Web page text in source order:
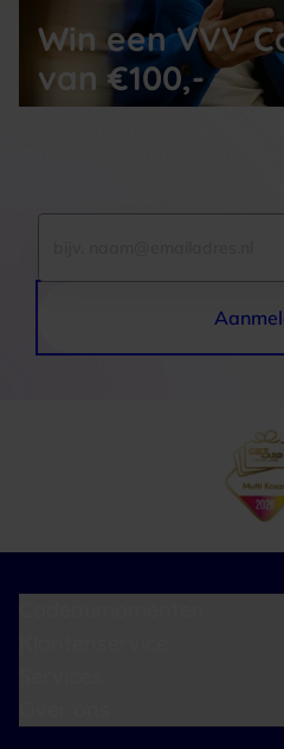
Win een VVV
van €100,-